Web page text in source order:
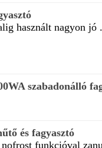
használt nagyon jó
szabadonálló
és fagyasztó
funkcióval